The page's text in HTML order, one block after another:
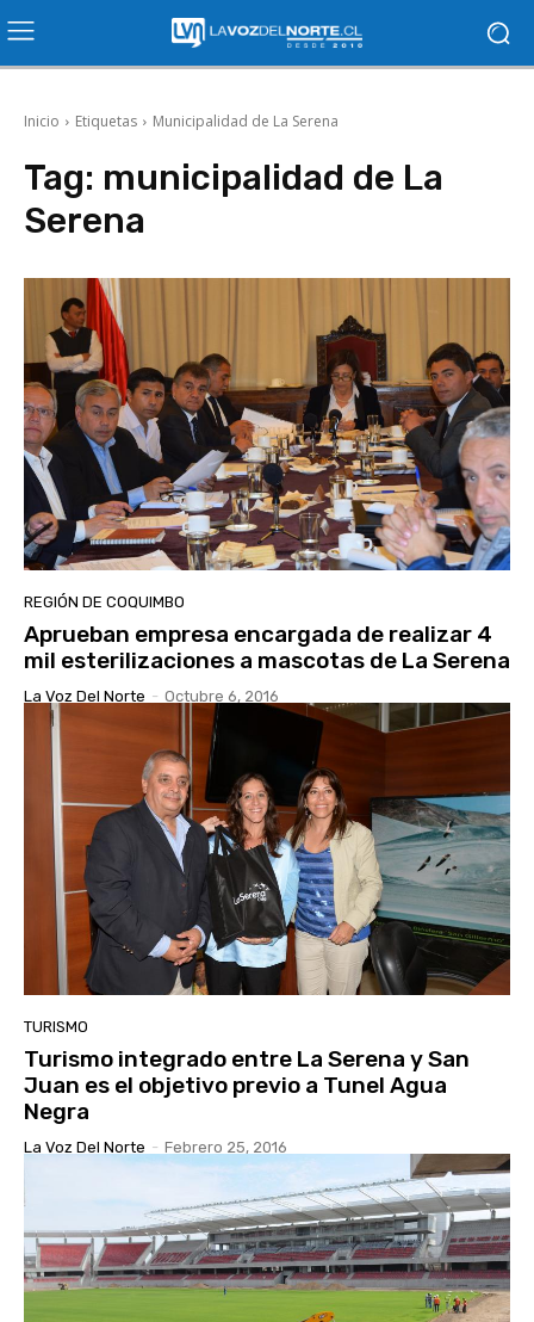
Inicio Etiquetas Municipalidad de La Serena
Tag: municipalidad de La
Serena
REGIÓN DE COQUIMBO
Aprueban empresa encargada de realizar 4
mil esterilizaciones a mascotas de La Serena
La Voz Del Norte - Octubre 6, 2016
TURISMO
Turismo integrado entre La Serena y San
Juan es el objetivo previo a Tunel Agua
Negra
La Voz Del Norte - Febrero 25, 2016